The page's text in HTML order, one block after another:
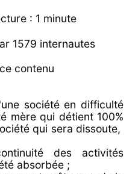
: 1 minute
1579 internautes
contenu
société en difficulté
mère qui détient 100%
qui sera dissoute,
des activités
absorbée ;